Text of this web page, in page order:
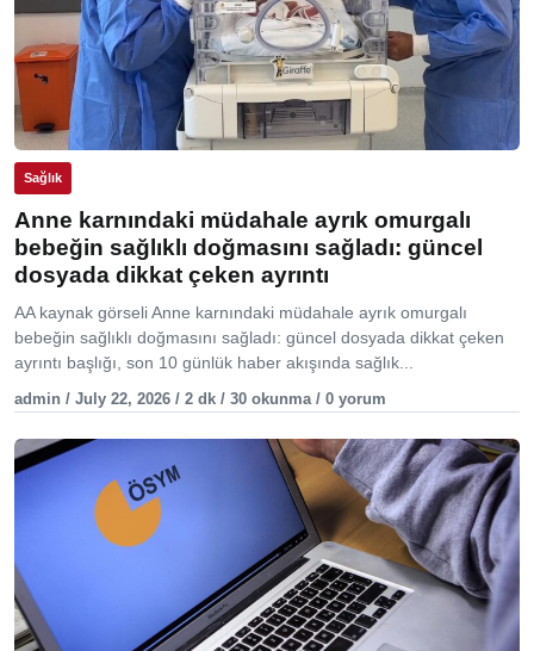
Sağlık
Anne karnındaki müdahale ayrık omurgalı
bebeğin sağlıklı doğmasını sağladı: güncel
dosyada dikkat çeken ayrıntı
AA kaynak görseli Anne karnındaki müdahale ayrık omurgalı
bebeğin sağlıklı doğmasını sağladı: güncel dosyada dikkat çeken
ayrıntı başlığı, son 10 günlük haber akışında sağlık...
admin / July 22, 2026 / 2 dk / 30 okunma / 0 yorum